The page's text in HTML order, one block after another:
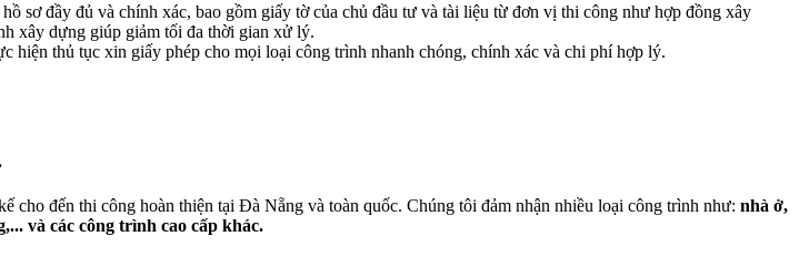
sơ đầy đủ và chính xác, bao gồm giấy tờ của chủ đầu tư và tài liệu từ đơn vị thi công như hợp đồng xây
xây dựng giúp giảm tối đa thời gian xử lý.
hiện thủ tục xin giấy phép cho mọi loại công trình nhanh chóng, chính xác và chi phí hợp lý.
đến thi công hoàn thiện tại Đà Nẵng và toàn quốc. Chúng tôi đảm nhận nhiều loại công trình như: nhà ở,
và các công trình cao cấp khác.